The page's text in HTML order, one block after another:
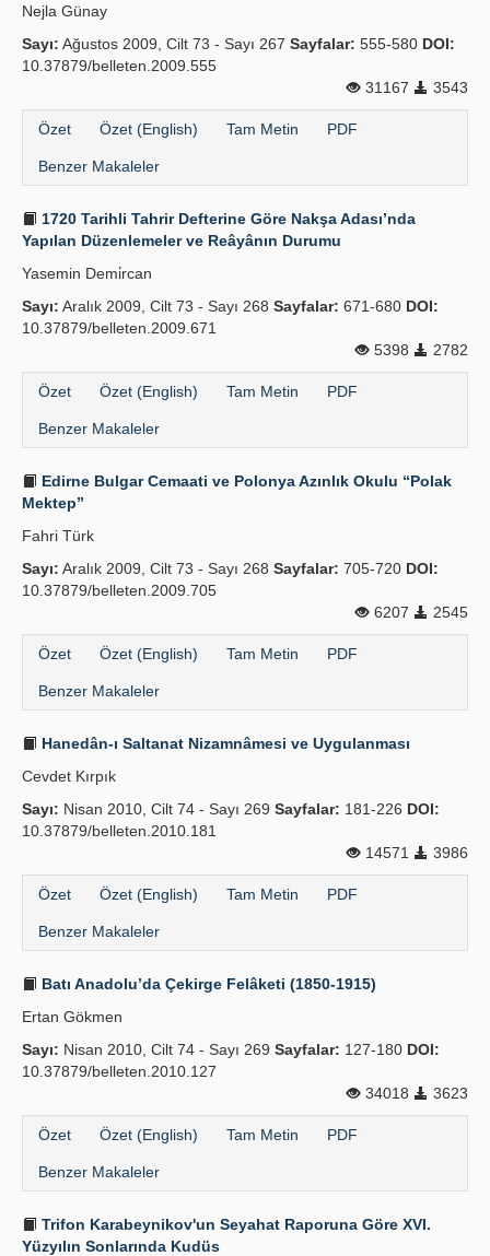
Nejla Günay
Sayı: Ağustos 2009, Cilt 73 - Sayı 267 Sayfalar: 555-580 DOI:
10.37879/belleten.2009.555
31167
3543
Özet Özet (English) Tam Metin PDF
Benzer Makaleler
1720 Tarihli Tahrir Defterine Göre Nakşa Adası’nda
Yapılan Düzenlemeler ve Reâyânın Durumu
Yasemin Demi̇rcan
Sayı: Aralık 2009, Cilt 73 - Sayı 268 Sayfalar: 671-680 DOI:
10.37879/belleten.2009.671
5398
2782
Özet Özet (English) Tam Metin PDF
Benzer Makaleler
Edirne Bulgar Cemaati ve Polonya Azınlık Okulu “Polak
Mektep”
Fahri Türk
Sayı: Aralık 2009, Cilt 73 - Sayı 268 Sayfalar: 705-720 DOI:
10.37879/belleten.2009.705
6207
2545
Özet Özet (English) Tam Metin PDF
Benzer Makaleler
Hanedân-ı Saltanat Nizamnâmesi ve Uygulanması
Cevdet Kırpık
Sayı: Nisan 2010, Cilt 74 - Sayı 269 Sayfalar: 181-226 DOI:
10.37879/belleten.2010.181
14571
3986
Özet Özet (English) Tam Metin PDF
Benzer Makaleler
Batı Anadolu’da Çekirge Felâketi (1850-1915)
Ertan Gökmen
Sayı: Nisan 2010, Cilt 74 - Sayı 269 Sayfalar: 127-180 DOI:
10.37879/belleten.2010.127
34018
3623
Özet Özet (English) Tam Metin PDF
Benzer Makaleler
Trifon Karabeynikov'un Seyahat Raporuna Göre XVI.
Yüzyılın Sonlarında Kudüs